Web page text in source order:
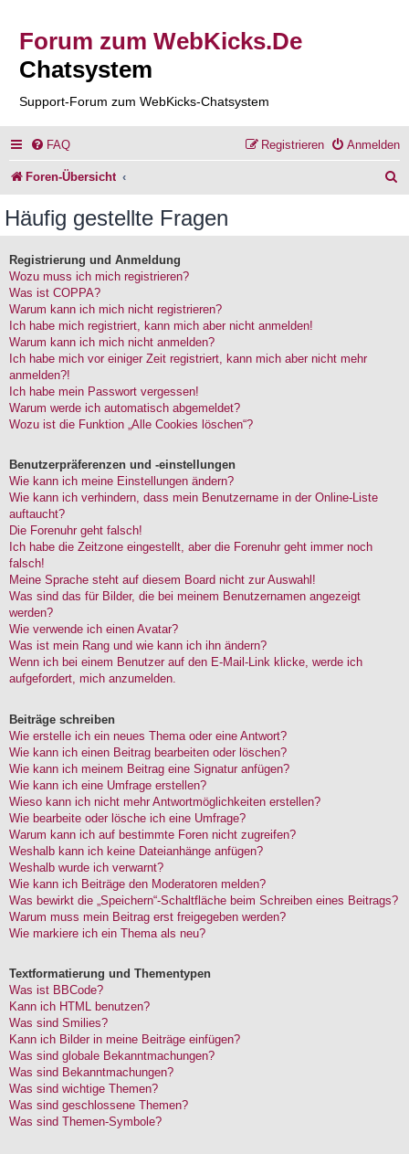
Forum zum WebKicks.De
Chatsystem
Support-Forum zum WebKicks-Chatsystem
FAQ Anmelden
Registrieren
Foren-Übersicht
Häufig gestellte Fragen
Registrierung und Anmeldung
Wozu muss ich mich registrieren?
Was ist COPPA?
Warum kann ich mich nicht registrieren?
Ich habe mich registriert, kann mich aber nicht anmelden!
Warum kann ich mich nicht anmelden?
Ich habe mich vor einiger Zeit registriert, kann mich aber nicht mehr
anmelden?!
Ich habe mein Passwort vergessen!
Warum werde ich automatisch abgemeldet?
Wozu ist die Funktion „Alle Cookies löschen“?
Benutzerpräferenzen und -einstellungen
Wie kann ich meine Einstellungen ändern?
Wie kann ich verhindern, dass mein Benutzername in der Online-Liste
auftaucht?
Die Forenuhr geht falsch!
Ich habe die Zeitzone eingestellt, aber die Forenuhr geht immer noch
falsch!
Meine Sprache steht auf diesem Board nicht zur Auswahl!
Was sind das für Bilder, die bei meinem Benutzernamen angezeigt
werden?
Wie verwende ich einen Avatar?
Was ist mein Rang und wie kann ich ihn ändern?
Wenn ich bei einem Benutzer auf den E-Mail-Link klicke, werde ich
aufgefordert, mich anzumelden.
Beiträge schreiben
Wie erstelle ich ein neues Thema oder eine Antwort?
Wie kann ich einen Beitrag bearbeiten oder löschen?
Wie kann ich meinem Beitrag eine Signatur anfügen?
Wie kann ich eine Umfrage erstellen?
Wieso kann ich nicht mehr Antwortmöglichkeiten erstellen?
Wie bearbeite oder lösche ich eine Umfrage?
Warum kann ich auf bestimmte Foren nicht zugreifen?
Weshalb kann ich keine Dateianhänge anfügen?
Weshalb wurde ich verwarnt?
Wie kann ich Beiträge den Moderatoren melden?
Was bewirkt die „Speichern“-Schaltfläche beim Schreiben eines Beitrags?
Warum muss mein Beitrag erst freigegeben werden?
Wie markiere ich ein Thema als neu?
Textformatierung und Thementypen
Was ist BBCode?
Kann ich HTML benutzen?
Was sind Smilies?
Kann ich Bilder in meine Beiträge einfügen?
Was sind globale Bekanntmachungen?
Was sind Bekanntmachungen?
Was sind wichtige Themen?
Was sind geschlossene Themen?
Was sind Themen-Symbole?